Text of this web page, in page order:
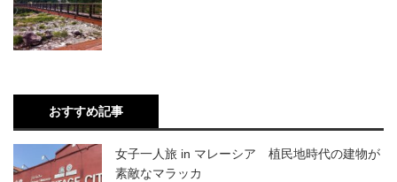
おすすめ記事
女子一人旅 in マレーシア 植民地時代の建物が
素敵なマラッカ